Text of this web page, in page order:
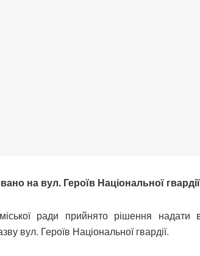
на вул. Героїв Національної
ради прийнято рішення надати
вул. Героїв Національної гвардії.